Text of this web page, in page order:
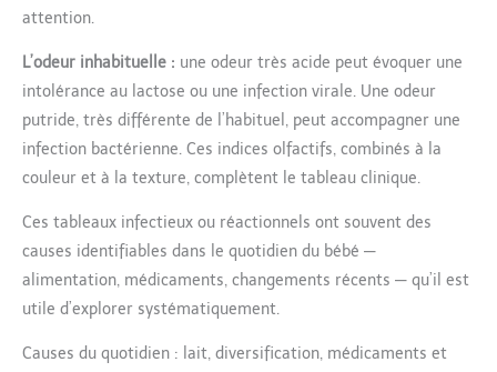
attention.
L’odeur inhabituelle : une odeur très acide peut évoquer une
intolérance au lactose ou une infection virale. Une odeur
putride, très différente de l’habituel, peut accompagner une
infection bactérienne. Ces indices olfactifs, combinés à la
couleur et à la texture, complètent le tableau clinique.
Ces tableaux infectieux ou réactionnels ont souvent des
causes identifiables dans le quotidien du bébé —
alimentation, médicaments, changements récents — qu’il est
utile d’explorer systématiquement.
Causes du quotidien : lait, diversification, médicaments et